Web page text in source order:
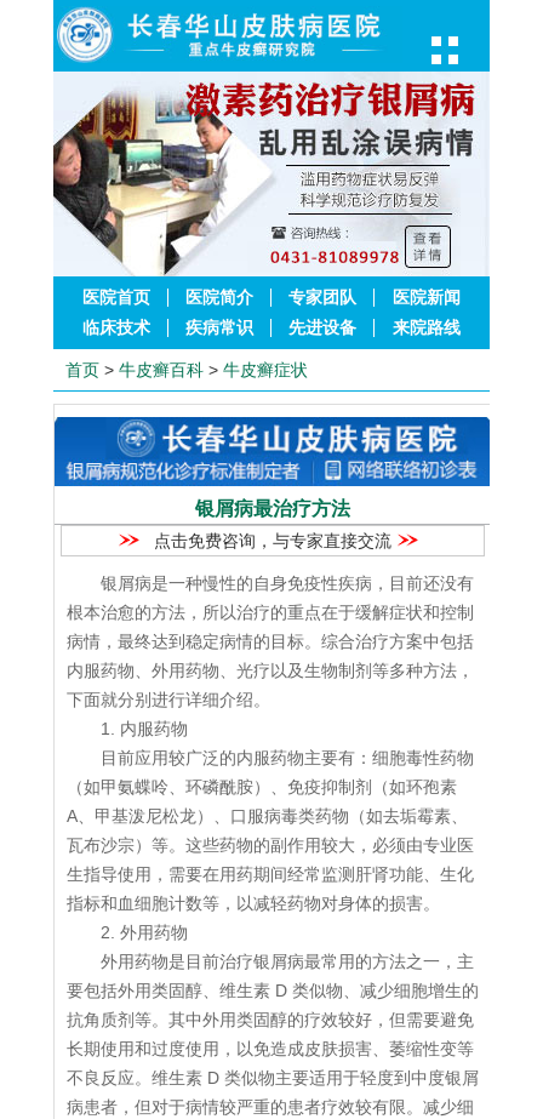
医院首页 医院简介 专家团队
医院新闻
临床技术
疾病常识 先进设备 来院路线
首页 > 牛皮癣百科 > 牛皮癣症状
银屑病最治疗方法
点击免费咨询，与专家直接交流
银屑病是一种慢性的自身免疫性疾病，目前还没有
根本治愈的方法，所以治疗的重点在于缓解症状和控制
病情，最终达到稳定病情的目标。综合治疗方案中包括
内服药物、外用药物、光疗以及生物制剂等多种方法，
下面就分别进行详细介绍。
1. 内服药物
目前应用较广泛的内服药物主要有：细胞毒性药物
（如甲氨蝶呤、环磷酰胺）、免疫抑制剂（如环孢素
A、甲基泼尼松龙）、口服病毒类药物（如去垢霉素、
瓦布沙宗）等。这些药物的副作用较大，必须由专业医
生指导使用，需要在用药期间经常监测肝肾功能、生化
指标和血细胞计数等，以减轻药物对身体的损害。
2. 外用药物
外用药物是目前治疗银屑病最常用的方法之一，主
要包括外用类固醇、维生素 D 类似物、减少细胞增生的
抗角质剂等。其中外用类固醇的疗效较好，但需要避免
长期使用和过度使用，以免造成皮肤损害、萎缩性变等
不良反应。维生素 D 类似物主要适用于轻度到中度银屑
病患者，但对于病情较严重的患者疗效较有限。减少细